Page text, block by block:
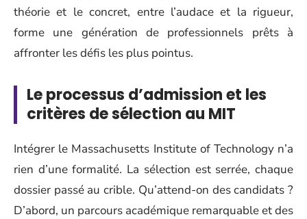
théorie et le concret, entre l’audace et la rigueur,
forme une génération de professionnels prêts à
affronter les défis les plus pointus.
Le processus d’admission et les
critères de sélection au MIT
Intégrer le Massachusetts Institute of Technology n’a
rien d’une formalité. La sélection est serrée, chaque
dossier passé au crible. Qu’attend-on des candidats ?
D’abord, un parcours académique remarquable et des